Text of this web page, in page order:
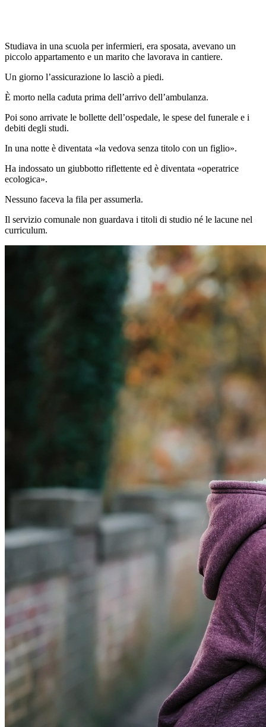
Studiava in una scuola per infermieri, era sposata, avevano un
piccolo appartamento e un marito che lavorava in cantiere.
Un giorno l’assicurazione lo lasciò a piedi.
È morto nella caduta prima dell’arrivo dell’ambulanza.
Poi sono arrivate le bollette dell’ospedale, le spese del funerale e i
debiti degli studi.
In una notte è diventata «la vedova senza titolo con un figlio».
Ha indossato un giubbotto riflettente ed è diventata «operatrice
ecologica».
Nessuno faceva la fila per assumerla.
Il servizio comunale non guardava i titoli di studio né le lacune nel
curriculum.